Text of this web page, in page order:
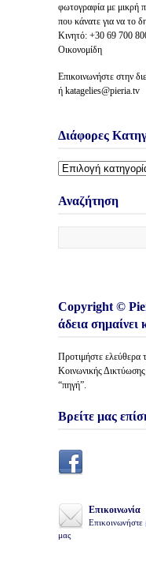
φωτογραφία με μικρή
που κάνατε για να το
Κινητό: +30 69 700
Οικονομίδη
Επικοινωνήστε στην
ή katagelies@pieria.tv
Διάφορες
Διάφορες
Άρθρων
Αναζήτηση
Copyright ©
άδεια σημαίνει
Προτιμήστε
Κοινωνικής
“πηγή”.
Βρείτε μας
Επικοινωνία
Επικοινωνήστε
μας